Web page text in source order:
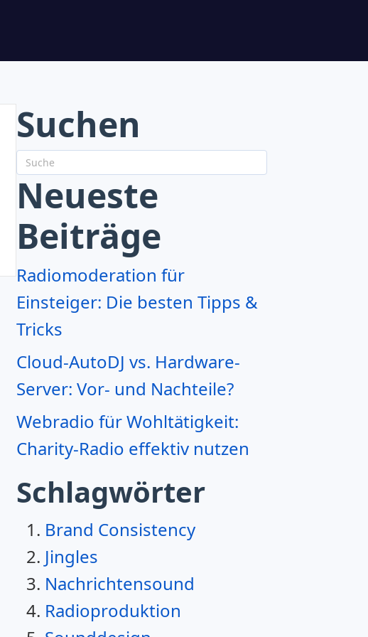
Suchen
Neueste
Beiträge
Radiomoderation für
Einsteiger: Die besten Tipps &
Tricks
Cloud-AutoDJ vs. Hardware-
Server: Vor- und Nachteile?
Webradio für Wohltätigkeit:
Charity-Radio effektiv nutzen
Schlagwörter
Brand Consistency
Jingles
Nachrichtensound
Radioproduktion